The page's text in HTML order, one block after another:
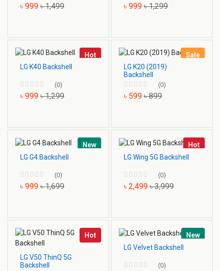
৳ 999 ৳ 1,499 ৳ 999 ৳ 1,299
Hot
LG K40 Backshell
(0)
৳ 999 ৳ 1,299
Sale
LG K20 (2019)
Backshell
(0)
৳ 599 ৳ 899
New
LG G4 Backshell
(0)
৳ 999 ৳ 1,699
Hot
LG Wing 5G Backshell
(0)
৳ 2,499 ৳ 3,999
Hot
LG V50 ThinQ 5G
Backshell
New
LG Velvet Backshell
(0)